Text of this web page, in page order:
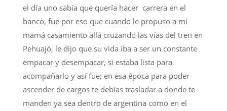
el día uno sabía que quería hacer carrera en el
banco, fue por eso que cuando le propuso a mi
mamá casamiento allá cruzando las vías del tren en
Pehuajó, le dijo que su vida iba a ser un constante
empacar y desempacar, si estaba lista para
acompañarlo y así fue; en esa época para poder
ascender de cargos te debías trasladar a donde te
manden ya sea dentro de argentina como en el